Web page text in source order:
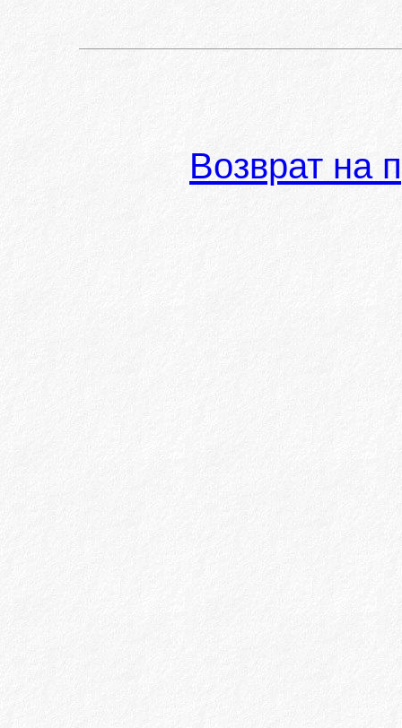
Возврат на